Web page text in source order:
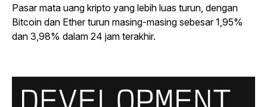
Pasar mata uang kripto yang lebih luas turun, dengan
Bitcoin dan Ether turun masing-masing sebesar 1,95%
dan 3,98% dalam 24 jam terakhir.